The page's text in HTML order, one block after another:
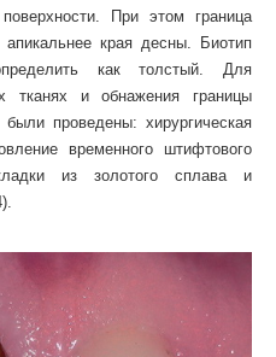
При этом граница
края десны. Биотип
как толстый. Для
тканях и обнажения границы
были проведены: хирургическая
временного штифтового
из золотого сплава и